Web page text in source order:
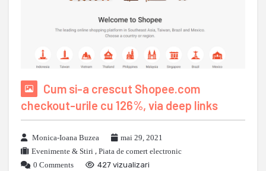
Cum si-a crescut Shopee.com
checkout-urile cu 126%, via deep links
Monica-Ioana Buzea
mai 29, 2021
Evenimente & Stiri , Piata de comert electronic
0 Comments
427 vizualizari